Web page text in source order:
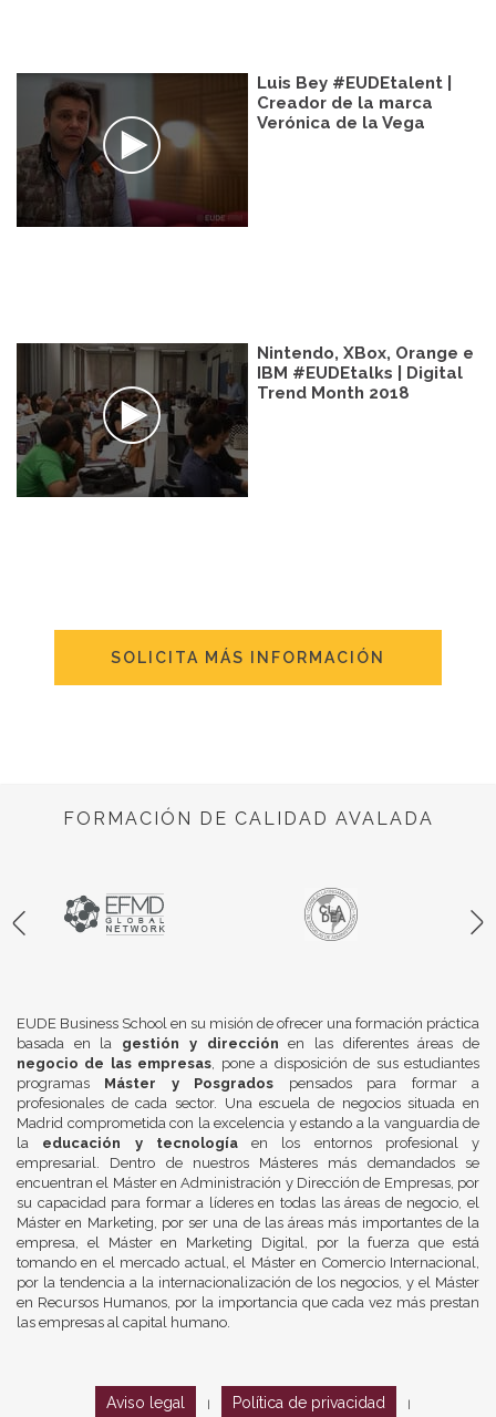
Luis Bey #EUDEtalent |
Creador de la marca
Verónica de la Vega
Nintendo, XBox, Orange e
IBM #EUDEtalks | Digital
Trend Month 2018
SOLICITA MÁS INFORMACIÓN
FORMACIÓN DE CALIDAD AVALADA
EUDE Business School en su misión de ofrecer una formación práctica
basada en la gestión y dirección en las diferentes áreas de
negocio de las empresas, pone a disposición de sus estudiantes
programas Máster y Posgrados pensados para formar a
profesionales de cada sector. Una escuela de negocios situada en
Madrid comprometida con la excelencia y estando a la vanguardia de
la educación y tecnologíaen los entornos profesional y
empresarial. Dentro de nuestros Másteres más demandados se
encuentran el Máster en Administración y Dirección de Empresas, por
su capacidad para formar a líderes en todas las áreas de negocio, el
Máster en Marketing, por ser una de las áreas más importantes de la
empresa, el Máster en Marketing Digital, por la fuerza que está
tomando en el mercado actual, el Máster en Comercio Internacional,
por la tendencia a la internacionalización de los negocios, y el Máster
en Recursos Humanos, por la importancia que cada vez más prestan
las empresas al capital humano.
Aviso legal Política de privacidad